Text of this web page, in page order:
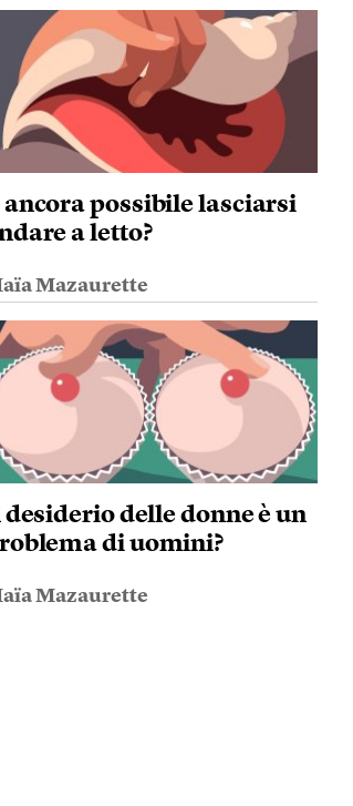
ancora possibile lasciarsi
a letto?
Mazaurette
delle donne è un
di uomini?
Mazaurette